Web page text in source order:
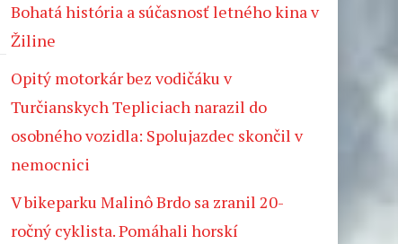
Bohatá história a súčasnosť letného kina v
Žiline
Opitý motorkár bez vodičáku v
Turčianskych Tepliciach narazil do
osobného vozidla: Spolujazdec skončil v
nemocnici
V bikeparku Malinô Brdo sa zranil 20-
ročný cyklista. Pomáhali horskí